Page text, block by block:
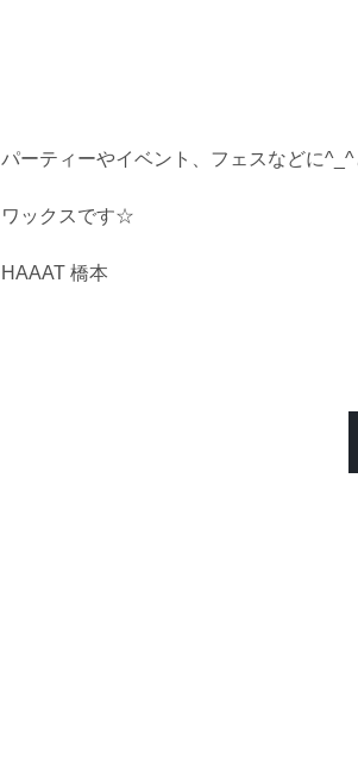
パーティーやイベント、フェスなどに
ワックスです☆
HAAAT 橋本